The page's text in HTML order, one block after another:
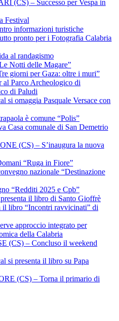
(CS) – Successo per Vespa in
Festival
informazioni turistiche
pronto per i Fotografia Calabria
al randagismo
Notti delle Magare”
giorni per Gaza: oltre i muri”
al Parco Archeologico di
di Paludi
si omaggia Pasquale Versace con
è comune “Polis”
Casa comunale di San Demetrio
(CS) – S’inaugura la nuova
“Ruga in Fiore”
nazionale “Destinazione
“Redditi 2025 e Cpb”
il libro di Santo Gioffrè
libro “Incontri ravvicinati” di
approccio integrato per
della Calabria
(CS) – Concluso il weekend
si presenta il libro su Papa
(CS) – Torna il primario di